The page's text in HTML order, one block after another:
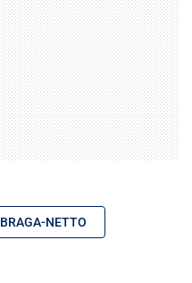
BRAGA-NETTO